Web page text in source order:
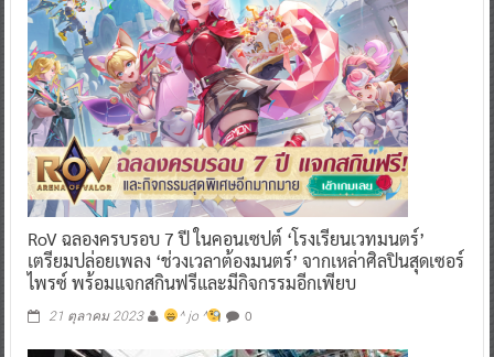
RoV ฉลองครบรอบ 7 ปี ในคอนเซปต์ ‘โรงเรียนเวทมนตร์’
เตรียมปล่อยเพลง ‘ช่วงเวลาต้องมนตร์’ จากเหล่าศิลปินสุดเซอร์
ไพรซ์ พร้อมแจกสกินฟรีและมีกิจกรรมอีกเพียบ
21 ตุลาคม 2023 ^ jo ^ 0